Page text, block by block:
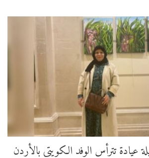
عيادة تترأس الوفد الكويتي بالأردن